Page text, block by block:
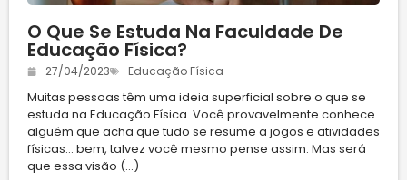
O Que Se Estuda Na Faculdade De
Educação Física?
27/04/2023 Educação Física
Muitas pessoas têm uma ideia superficial sobre o que se
estuda na Educação Física. Você provavelmente conhece
alguém que acha que tudo se resume a jogos e atividades
físicas… bem, talvez você mesmo pense assim. Mas será
que essa visão (...)